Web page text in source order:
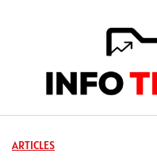
ARTICLES